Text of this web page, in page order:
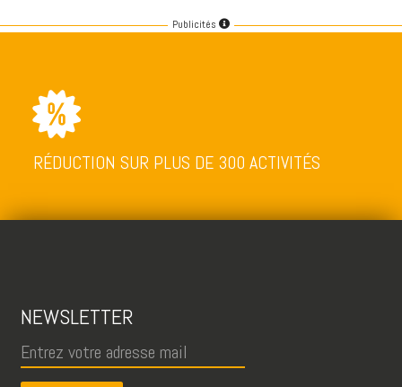
Publicités
RÉDUCTION SUR PLUS DE 300 ACTIVITÉS
NEWSLETTER